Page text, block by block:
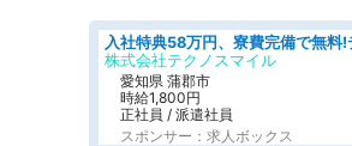
株式会社テクノスマイル
愛知県 蒲郡市
時給1,800円
正社員 / 派遣社員
スポンサー：求人ボックス